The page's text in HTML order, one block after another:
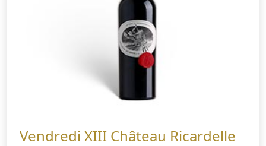
Vendredi XIII Château Ricardelle